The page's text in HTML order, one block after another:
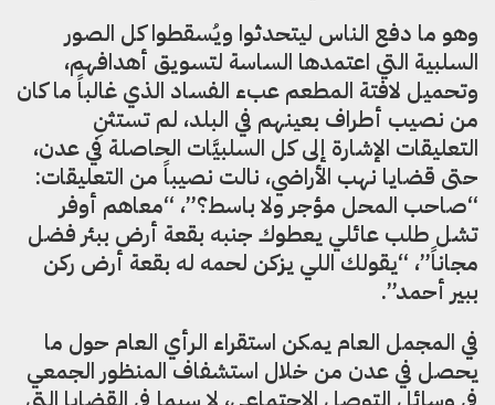
وهو ما دفع الناس ليتحدثوا ويُسقطوا كل الصور
السلبية التي اعتمدها الساسة لتسويق أهدافهم،
وتحميل لافتة المطعم عبء الفساد الذي غالباً ما كان
من نصيب أطراف بعينهم في البلد، لم تستثنِ
التعليقات الإشارة إلى كل السلبيَّات الحاصلة في عدن،
حتى قضايا نهب الأراضي، نالت نصيباً من التعليقات:
“صاحب المحل مؤجر ولا باسط؟”، “معاهم أوفر
تشل طلب عائلي يعطوك جنبه بقعة أرض ببئر فضل
مجاناً”، “يقولك اللي يزكن لحمه له بقعة أرض ركن
ببير أحمد”.
في المجمل العام يمكن استقراء الرأي العام حول ما
يحصل في عدن من خلال استشفاف المنظور الجمعي